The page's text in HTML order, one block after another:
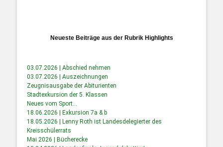
Neueste Beiträge aus der Rubrik Highlights
03.07.2026 | Abschied nehmen
03.07.2026 | Auszeichnungen
Zeugnisausgabe der Abiturienten
Stadtexkursion der 5. Klassen
Neues vom Sport…
18.06.2026 | Exkursion 7a & b
18.05.2026 | Lenny Roth ist Landesdelegierter des
Kreisschülerrats
Mai 2026 | Bücherecke